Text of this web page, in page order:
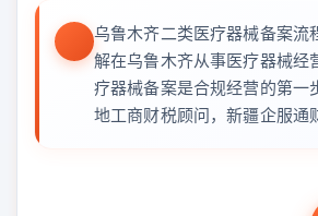
乌鲁木齐二类医疗器械备案流
解在乌鲁木齐从事医疗器械经
疗器械备案是合规经营的第一
地工商财税顾问，新疆企服通